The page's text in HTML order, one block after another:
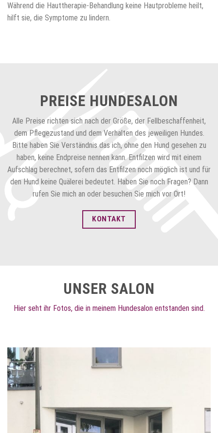
Während die Hauttherapie-Behandlung keine Hautprobleme heilt,
hilft sie, die Symptome zu lindern.
PREISE HUNDESALON
Alle Preise richten sich nach der Größe, der Fellbeschaffenheit,
dem Pflegezustand und dem Verhalten des jeweiligen Hundes.
Bitte haben Sie Verständnis das ich, ohne den Hund gesehen zu
haben, keine Endpreise nennen kann. Entfilzen wird mit einem
Aufschlag berechnet, sofern das Entfilzen noch möglich ist und für
den Hund keine Quälerei bedeutet. Haben Sie noch Fragen? Dann
rufen Sie mich an oder besuchen Sie mich vor Ort!
KONTAKT
UNSER SALON
Hier seht ihr Fotos, die in meinem Hundesalon entstanden sind.